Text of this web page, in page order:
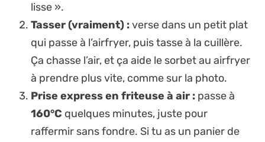
lisse ».
Tasser (vraiment) :verse dans un petit plat
qui passe à l’airfryer, puis tasse à la cuillère.
Ça chasse l’air, et ça aide le sorbet au airfryer
à prendre plus vite, comme sur la photo.
Prise express en friteuse à air : passe à
160°C quelques minutes, juste pour
raffermir sans fondre. Si tu as un panier de